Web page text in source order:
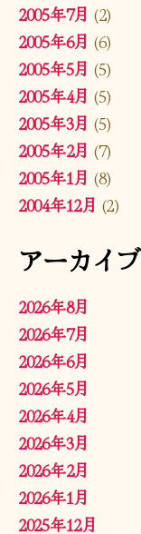
2005年7月 (2)
2005年6月 (6)
2005年5月 (5)
2005年4月 (5)
2005年3月 (5)
2005年2月 (7)
2005年1月 (8)
2004年12月 (2)
アーカイブ
2026年8月
2026年7月
2026年6月
2026年5月
2026年4月
2026年3月
2026年2月
2026年1月
2025年12月